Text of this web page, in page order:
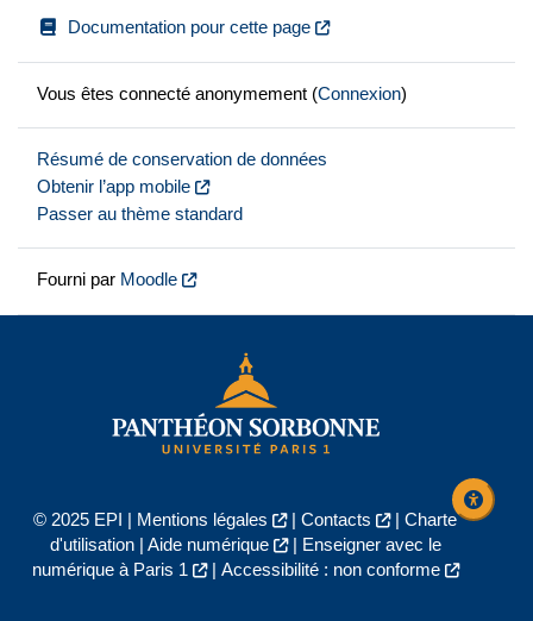
Documentation pour cette page
Vous êtes connecté anonymement (Connexion)
Résumé de conservation de données
Obtenir l’app mobile
Passer au thème standard
Fourni par Moodle
© 2025 EPI | Mentions légales | Contacts | Charte
d'utilisation| Aide numérique |
Enseigner avec le
numérique à Paris 1
| Accessibilité : non conforme